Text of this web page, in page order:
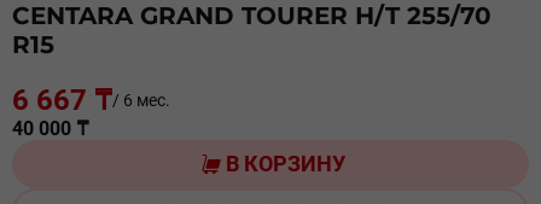
CENTARA GRAND TOURER H/T 255/70
R15
6 667 ₸/ 6 мес.
40 000 ₸
В КОРЗИНУ